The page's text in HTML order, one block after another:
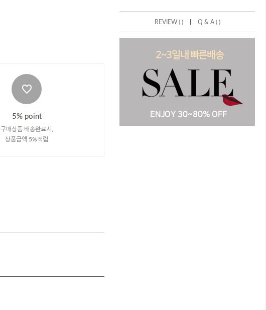
5% point
구매상품 배송완료시,
상품금액 5%적립
REVIEW ( ) Q & A ( )